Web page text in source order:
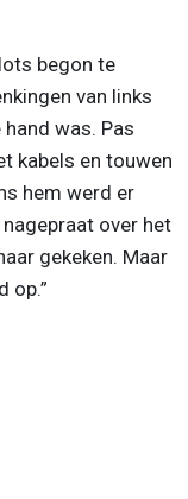
begon te
van links
was. Pas
kabels en touwen
hem werd er
over het
gekeken. Maar
op.”